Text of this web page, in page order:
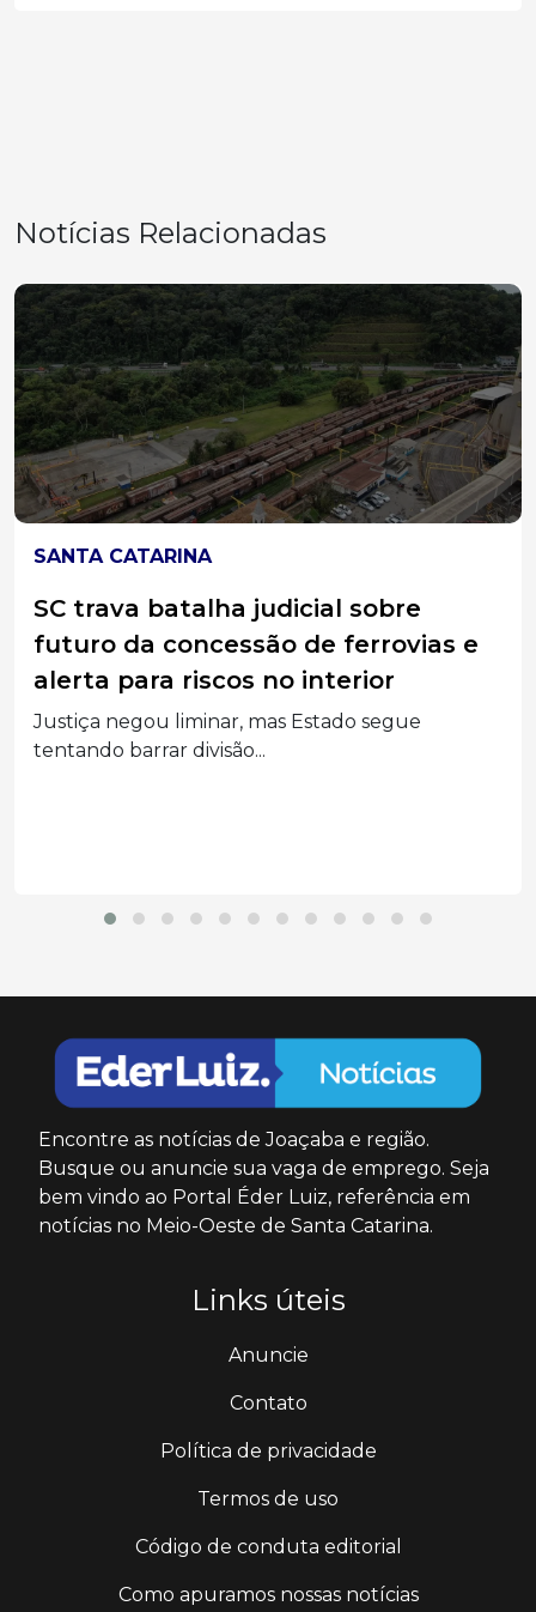
Notícias Relacionadas
SANTA CATARINA
Santa Catarina lidera ranking
nacional com mais de 75 mil golpes
virtuais registrados em 2025
Anuário de Segurança Pública aponta que SC
registrou mais...
Encontre as notícias de Joaçaba e região.
Busque ou anuncie sua vaga de emprego. Seja
bem vindo ao Portal Éder Luiz, referência em
notícias no Meio-Oeste de Santa Catarina.
Links úteis
Anuncie
Contato
Política de privacidade
Termos de uso
Código de conduta editorial
Como apuramos nossas notícias